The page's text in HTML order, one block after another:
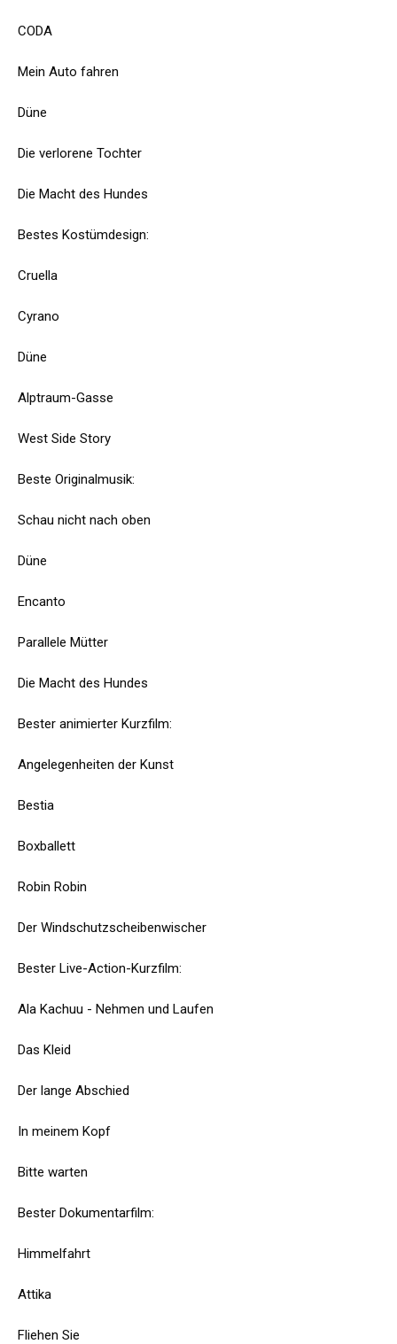
CODA
Mein Auto fahren
Düne
Die verlorene Tochter
Die Macht des Hundes
Bestes Kostümdesign:
Cruella
Cyrano
Düne
Alptraum-Gasse
West Side Story
Beste Originalmusik:
Schau nicht nach oben
Düne
Encanto
Parallele Mütter
Die Macht des Hundes
Bester animierter Kurzfilm:
Angelegenheiten der Kunst
Bestia
Boxballett
Robin Robin
Der Windschutzscheibenwischer
Bester Live-Action-Kurzfilm:
Ala Kachuu - Nehmen und Laufen
Das Kleid
Der lange Abschied
In meinem Kopf
Bitte warten
Bester Dokumentarfilm:
Himmelfahrt
Attika
Fliehen Sie